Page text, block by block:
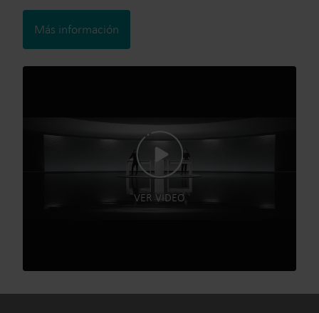
Más información
VER VIDEO